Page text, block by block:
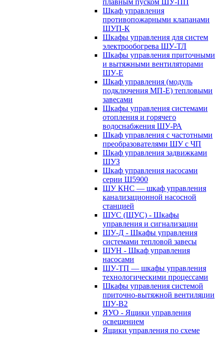
плавным пуском ШУ-ПП
Шкаф управления
противопожарными клапанами
ШУП-К
Шкафы управления для систем
электрообогрева ШУ-ТЛ
Шкафы управления приточными
и вытяжными вентиляторами
ШУ-Е
Шкаф управления (модуль
подключения МП-Е) тепловыми
завесами
Шкафы управления системами
отопления и горячего
водоснабжения ШУ-РА
Шкаф управления с частотными
преобразователями ШУ с ЧП
Шкаф управления задвижками
ШУЗ
Шкаф управления насосами
серии Ш5900
ШУ КНС — шкаф управления
канализационной насосной
станцией
ШУС (ЩУС) - Шкафы
управления и сигнализации
ШУ-Д - Шкафы управления
системами тепловой завесы
ШУН - Шкаф управления
насосами
ШУ-ТП — шкафы управления
технологическими процессами
Шкафы управления системой
приточно-вытяжной вентиляции
ШУ-В2
ЯУО - Ящики управления
освещением
Ящики управления по схеме